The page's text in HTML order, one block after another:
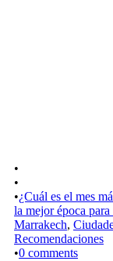
•
•
•¿Cuál es el mes
la mejor época
Marrakech,
Recomendaciones
•0 comments